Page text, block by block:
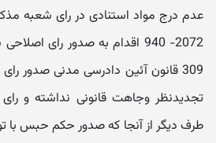
عدم درج مواد استنادی در رای شعبه
2072- 940 اقدام به صدور رای
309 قانون آئین دادرسی مدنی صدور
تجدیدنظر وجاهت قانونی نداشته و